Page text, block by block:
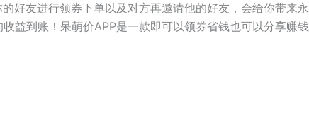
好友进行领券下单以及对方再邀请他的好友，会给你带来
益到账！呆萌价APP是一款即可以领券省钱也可以分享赚